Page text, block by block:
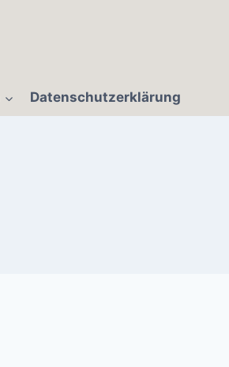
Datenschutzerklärung